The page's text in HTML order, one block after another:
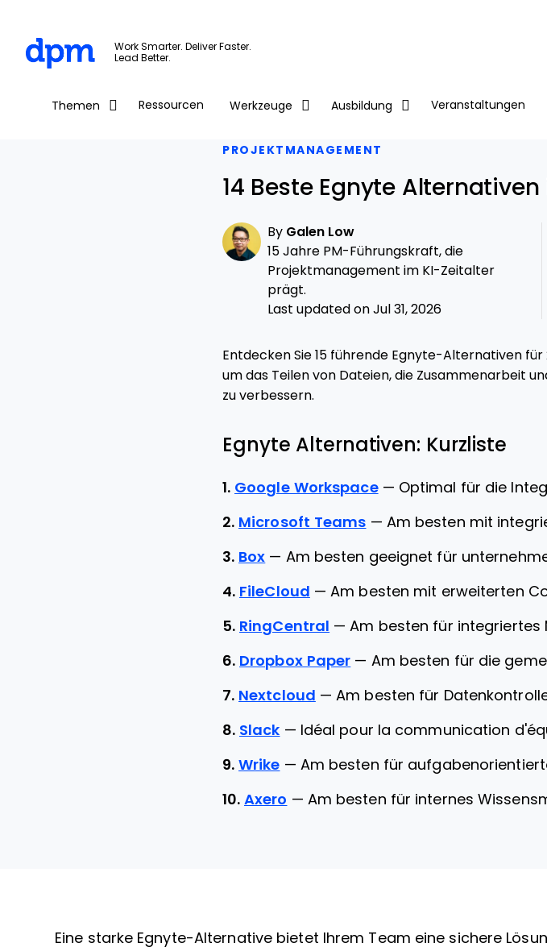
Skip to main content
Work Smarter. Deliver Faster.
Lead Better.
Themen Ressourcen Werkzeuge Ausbildung Veranstaltungen
PROJEKTMANAGEMENT
14 Beste Egnyte
By Galen Low
15 Jahre PM-Führungskraft, die
Projektmanagement im KI-Zeitalter
prägt.
Last updated on Jul 31, 2026
Entdecken Sie 15 führende Egnyte-Alternativen
um das Teilen von Dateien, die Zusammenarbeit
zu verbessern.
Egnyte Alternativen: Kurzliste
1. Google Workspace — Optimal für die
2. Microsoft Teams — Am besten mit
3. Box — Am besten geeignet für
4. FileCloud —Am besten mit erweiterten
5. RingCentral —Am besten für integriertes
6. Dropbox Paper — Am besten für die
7. Nextcloud —Am besten für
8. Slack — Idéal pour la communication
9. Wrike — Am besten für
10. Axero — Am besten für internes
Eine starke Egnyte-Alternative bietet Ihrem Team eine sichere